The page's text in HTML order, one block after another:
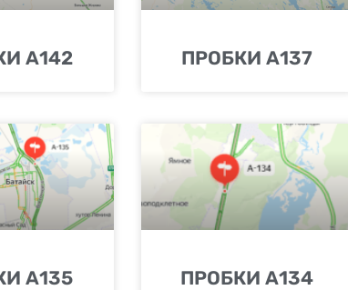
А142 ПРОБКИ А137
А135 ПРОБКИ А134